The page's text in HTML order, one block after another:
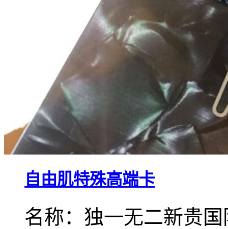
自由肌特殊高端卡
名称：独一无二新贵